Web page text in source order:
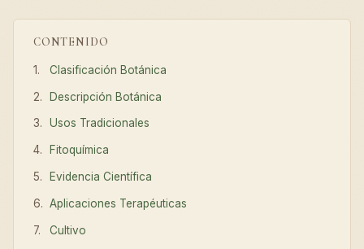
CONTENIDO
Clasificación Botánica
Descripción Botánica
Usos Tradicionales
Fitoquímica
Evidencia Científica
Aplicaciones Terapéuticas
Cultivo